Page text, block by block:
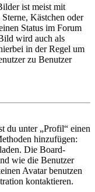
ist meist mit
Kästchen oder
Status im Forum
wird auch als
in der Regel um
zu Benutzer
du unter „Profil“ einen
hinzufügen:
Die Board-
wie die Benutzer
Avatar benutzen
kontaktieren.